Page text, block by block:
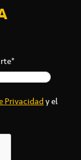
Privacidady el